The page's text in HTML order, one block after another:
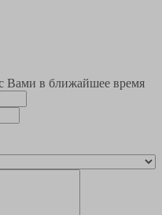
Вами в ближайшее время